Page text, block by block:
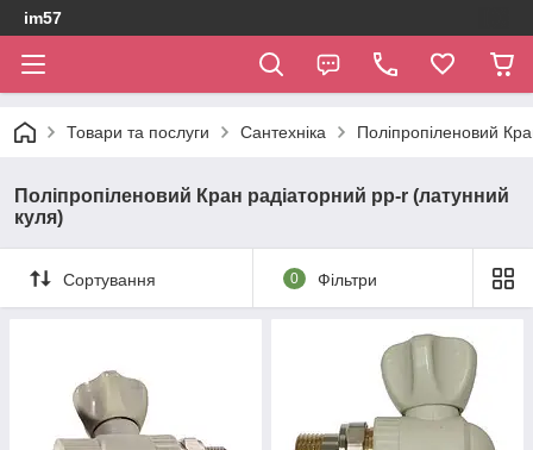
im57
Товари та послуги Сантехніка Поліпропіленовий
Поліпропіленовий Кран радіаторний pp-r (латунний
куля)
Сортування 0 Фільтри